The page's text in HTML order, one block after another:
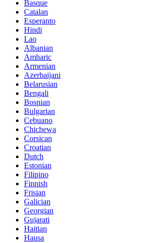
Basque
Catalan
Esperanto
Hindi
Lao
Albanian
Amharic
Armenian
Azerbaijani
Belarusian
Bengali
Bosnian
Bulgarian
Cebuano
Chichewa
Corsican
Croatian
Dutch
Estonian
Filipino
Finnish
Frisian
Galician
Georgian
Gujarati
Haitian
Hausa